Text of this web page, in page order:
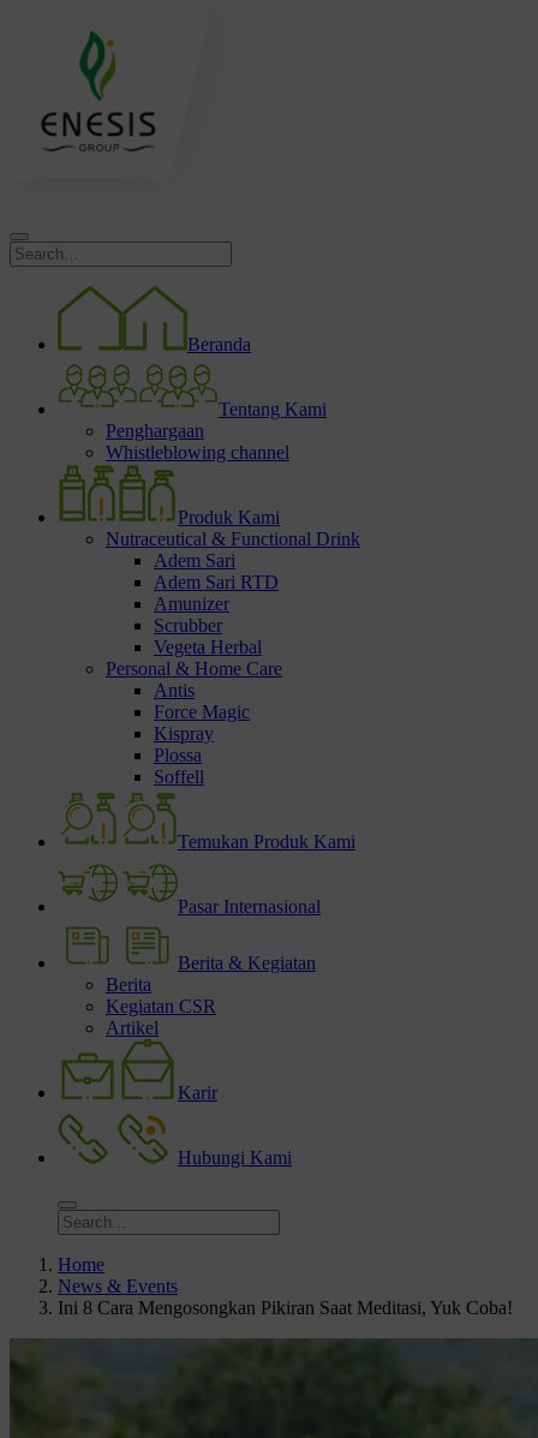
Beranda
Tentang Kami
Penghargaan
Whistleblowing channel
Produk Kami
Nutraceutical & Functional Drink
Adem Sari
Adem Sari RTD
Amunizer
Scrubber
Vegeta Herbal
Personal & Home Care
Antis
Force Magic
Kispray
Plossa
Soffell
Temukan Produk Kami
Pasar Internasional
Berita & Kegiatan
Berita
Kegiatan CSR
Artikel
Karir
Hubungi Kami
Home
News & Events
Ini 8 Cara Mengosongkan Pikiran Saat Meditasi, Yuk Coba!